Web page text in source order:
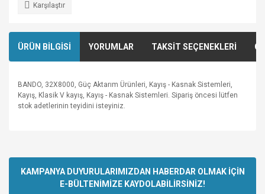
Karşılaştır
ÜRÜN BİLGİSİ YORUMLAR TAKSİT SEÇENEKLERİ
BANDO, 32X8000, Güç Aktarım Ürünleri, Kayış - Kasnak Sistemleri,
Kayış, Klasik V kayış, Kayış - Kasnak Sistemleri. Sipariş öncesi lütfen
stok adetlerinin teyidini isteyiniz.
Yorum Yaz
kullanarak tarafımıza iletebilirsiniz.
Görüş ve önerileriniz için teşekkür ederiz.
KAMPANYA DUYURULARIMIZDAN HABERDAR OLMAK İÇİN
E-BÜLTENİMİZE KAYDOLABİLİRSİNİZ!